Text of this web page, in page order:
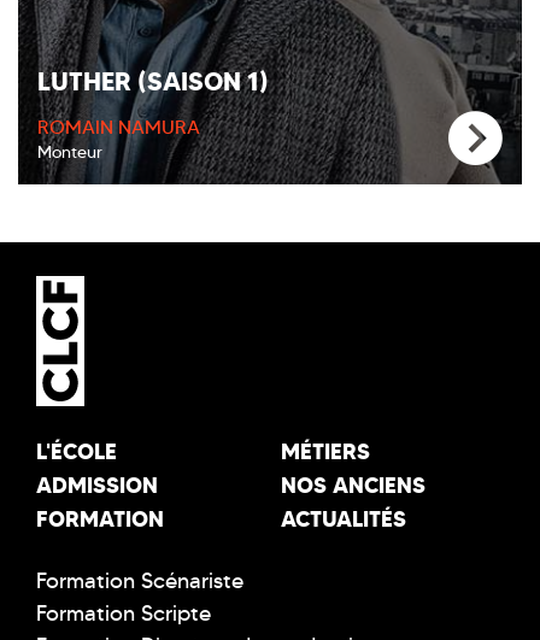
LUTHER (SAISON 1)
ROMAIN NAMURA
Monteur
L'ÉCOLE
ADMISSION
FORMATION
MÉTIERS
NOS ANCIENS
ACTUALITÉS
Formation Scénariste
Formation Scripte